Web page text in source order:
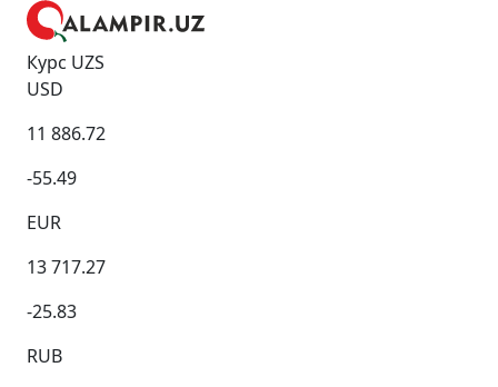
Курс UZS
USD
11 886.72
-55.49
EUR
13 717.27
-25.83
RUB